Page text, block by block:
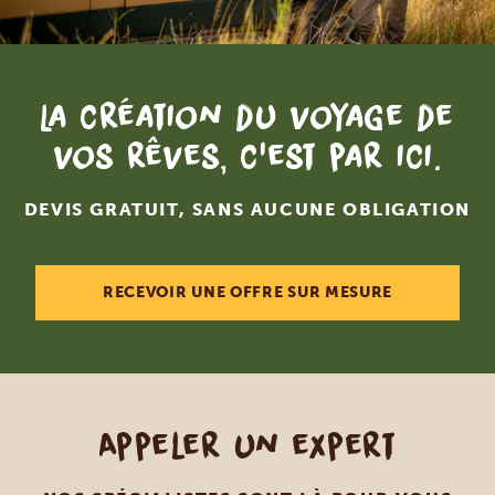
La création du voyage de
vos rêves, c'est par ici.
DEVIS GRATUIT, SANS AUCUNE OBLIGATION
RECEVOIR UNE OFFRE SUR MESURE
Appeler un expert